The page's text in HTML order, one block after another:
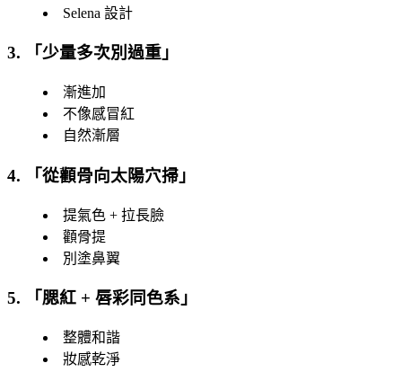
Selena 設計
3. 「少量多次別過重 」
漸進加
不像感冒紅
自然漸層
4. 「從顴骨向太陽穴掃 」
提氣色 + 拉長臉
顴骨提
別塗鼻翼
5. 「腮紅 + 唇彩同色系 」
整體和諧
妝感乾淨